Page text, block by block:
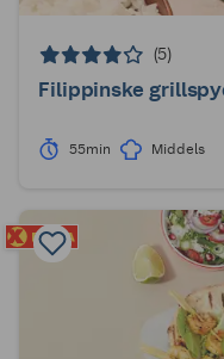
(5)
Filippinske
55min Middels